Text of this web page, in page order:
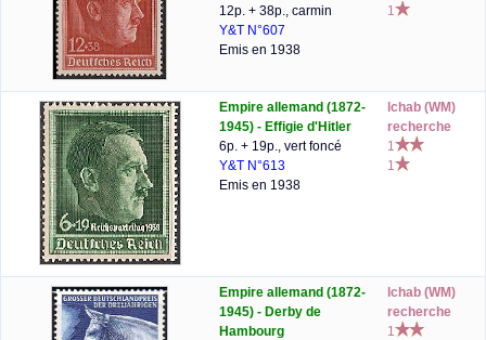
12p. + 38p., carmin
Y&T N°607
Emis en 1938
1
Empire allemand (1872-
1945) - Effigie d'Hitler
6p. + 19p., vert foncé
Y&T N°613
Emis en 1938
lchab (WM)
recherche
1
1
Empire allemand (1872-
1945) - Derby de
Hambourg
lchab (WM)
recherche
1